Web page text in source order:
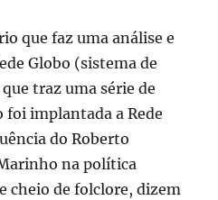
que faz uma análise e
Globo (sistema de
traz uma série de
foi implantada a Rede
do Roberto
na política
cheio de folclore, dizem